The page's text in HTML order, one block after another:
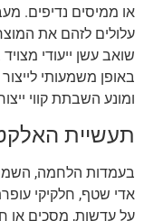
או ממיסים נדיפים.
עלולים לזהם את
שואב עשן ייעודי
ומונע השבתת קווי
תעשיית
בעמדות הלחמה, השמת
אדי שטף, חלקיקי
על עדשות, מסכים או